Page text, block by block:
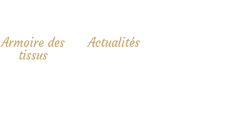
Armoire des
tissus
Actualités